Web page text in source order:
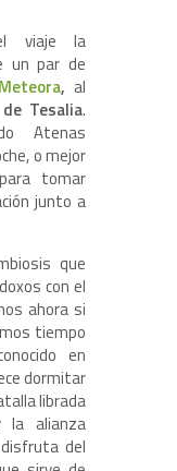
viaje la
un par de
, al
Tesalia.
Atenas
o mejor
tomar
junto a
que
con el
ahora si
tiempo
en
dormitar
librada
la alianza
del